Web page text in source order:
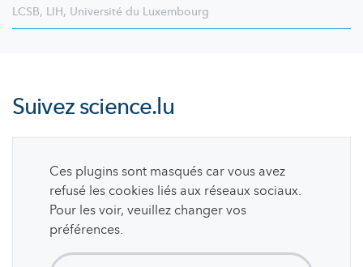
LCSB, LIH, Université du Luxembourg
Suivezscience.lu
Ces plugins sont masqués car vous avez
refusé les cookies liés aux réseaux sociaux.
Pour les voir, veuillez changer vos
préférences.